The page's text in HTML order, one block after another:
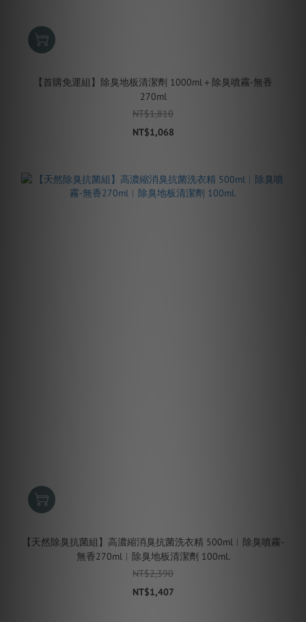
【首購免運組】除臭地板清潔劑 1000ml＋除臭噴霧-無香
270ml
NT$1,810
NT$1,068
【天然除臭抗菌組】高濃縮消臭抗菌洗衣精 500ml︱除臭噴霧-
無香270ml︱除臭地板清潔劑 100ml.
NT$2,390
NT$1,407